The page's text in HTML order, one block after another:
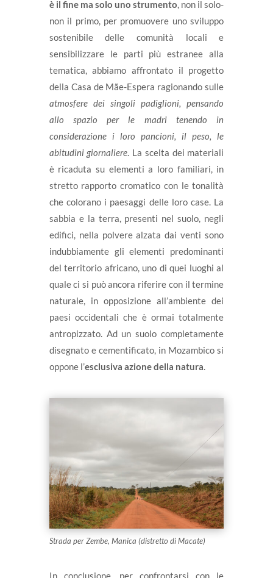
è il fine ma solo uno strumento , non il solo-
non il primo, per promuovere uno sviluppo
sostenibile delle comunità locali e
sensibilizzare le parti più estranee alla
tematica, abbiamo affrontato il progetto
della Casa de Mãe-Espera ragionando sulle
atmosfere dei singoli padiglioni, pensando
allo spazio per le madri tenendo in
considerazione i loro pancioni, il peso, le
abitudini giornaliere . La scelta dei materiali
è ricaduta su elementi a loro familiari, in
stretto rapporto cromatico con le tonalità
che colorano i paesaggi delle loro case. La
sabbia e la terra, presenti nel suolo, negli
edifici, nella polvere alzata dai venti sono
indubbiamente gli elementi predominanti
del territorio africano, uno di quei luoghi al
quale ci si può ancora riferire con il termine
naturale, in opposizione all’ambiente dei
paesi occidentali che è ormai totalmente
antropizzato. Ad un suolo completamente
disegnato e cementificato, in Mozambico si
oppone l’esclusiva azione della natura
Strada per Zembe, Manica (distretto di Macate)
In conclusione, per confrontarsi con le